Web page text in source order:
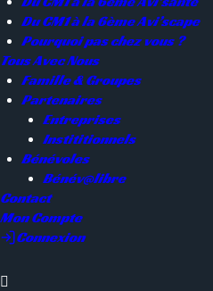
Du CM1 à la 6ème Avi’scape
Pourquoi pas chez vous ?
Tous Avec Nous
Famille & Groupes
Partenaires
Entreprises
Instititionnels
Bénévoles
Bénév@libre
Contact
Mon Compte
Connexion